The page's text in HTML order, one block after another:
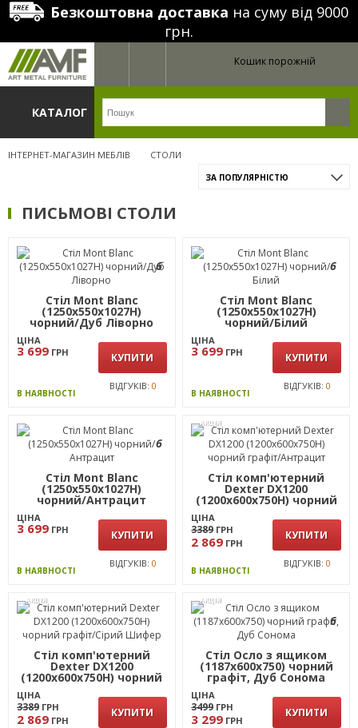
Безкоштовна доставка на суму від 9000
грн.
Кошик порожній
КАТАЛОГ
ІНТЕРНЕТ-МАГАЗИН МЕБЛІВ СТОЛИ
ЗА ПОПУЛЯРНІСТЮ
ПИСЬМОВІ СТОЛИ
6
Стіл Mont Blanc
(1250х550х1027Н)
чорний/Дуб Ліворно
ЦІНА
3 699 ГРН КУПИТИ
В НАЯВНОСТІ
ВІДГУКІВ: 0
6
Стіл Mont Blanc
(1250х550х1027Н)
чорний/Білий
ЦІНА
3 699 ГРН КУПИТИ
В НАЯВНОСТІ
ВІДГУКІВ: 0
6
Стіл Mont Blanc
(1250х550х1027Н)
чорний/Антрацит
ЦІНА
3 699 ГРН КУПИТИ
В НАЯВНОСТІ
ВІДГУКІВ: 0
АКЦІЯ
Стіл комп'ютерний
Dexter DX1200
(1200х600х750Н) чорний
графіт/Антрацит
ЦІНА
3389 ГРН
2 869 ГРН
КУПИТИ
В НАЯВНОСТІ
ВІДГУКІВ: 0
АКЦІЯ
Стіл комп'ютерний
Dexter DX1200
(1200х600х750Н) чорний
графіт/Сірий Шифер
ЦІНА
3389 ГРН
2 869 ГРН
КУПИТИ
АКЦІЯ
6
Стіл Осло з ящиком
(1187х600х750) чорний
графіт, Дуб Сонома
ЦІНА
3499 ГРН
3 299 ГРН
КУПИТИ